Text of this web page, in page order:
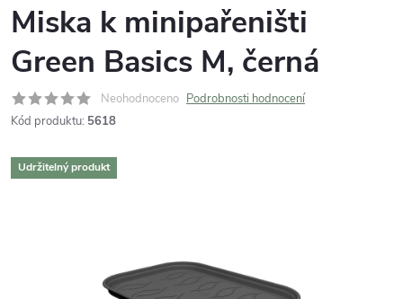
Miska k minipařeništi
Green Basics M, černá
Neohodnoceno Podrobnosti hodnocení
Kód produktu: 5618
Udržitelný produkt